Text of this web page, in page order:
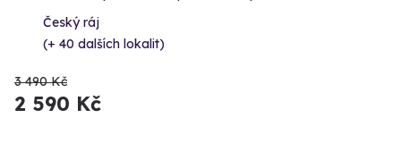
Český ráj
(+ 40 dalších lokalit)
3 490 Kč
2 590 Kč